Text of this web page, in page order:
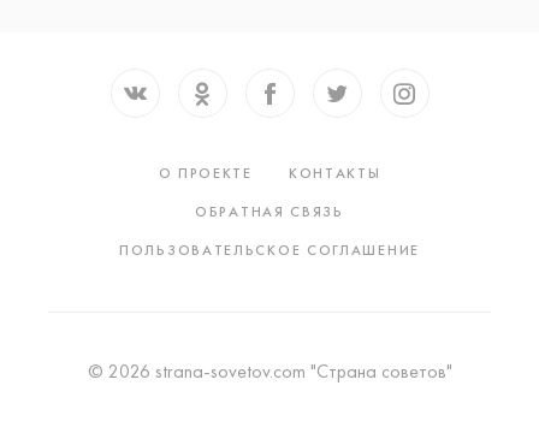
О ПРОЕКТЕ
КОНТАКТЫ
ОБРАТНАЯ СВЯЗЬ
ПОЛЬЗОВАТЕЛЬСКОЕ СОГЛАШЕНИЕ
© 2026 strana-sovetov.com "Страна советов"